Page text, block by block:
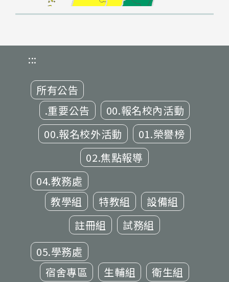
:::
所有公告
.重要公告
00.報名校內活動
00.報名校外活動
01.榮譽榜
02.焦點報導
04.教務處
教學組
特教組
設備組
註冊組
試務組
05.學務處
宿舍專區
生輔組 衛生組